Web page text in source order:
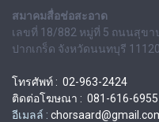
สมาคมสื่อช่อสะอาด
เลขที่ 18/882 หมู่ที่ 5 ถนนสุขา
ปากเกร็ด จังหวัดนนทบุรี 11120
โทรศัพท์ : 02-963-2424
ติดต่อโฆษณา : 081-616-6955
อีเมลล์ :